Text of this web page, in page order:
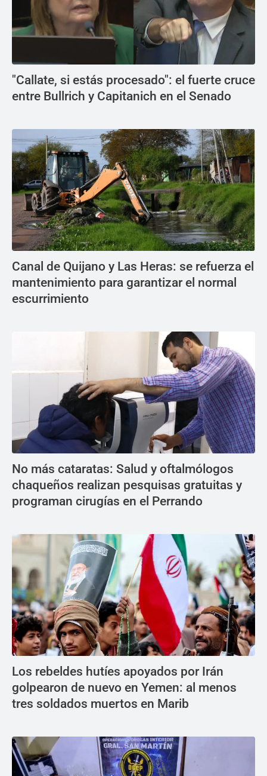
"Callate, si estás procesado": el fuerte cruce
entre Bullrich y Capitanich en el Senado
Canal de Quijano y Las Heras: se refuerza el
mantenimiento para garantizar el normal
escurrimiento
No más cataratas: Salud y oftalmólogos
chaqueños realizan pesquisas gratuitas y
programan cirugías en el Perrando
Los rebeldes hutíes apoyados por Irán
golpearon de nuevo en Yemen: al menos
tres soldados muertos en Marib